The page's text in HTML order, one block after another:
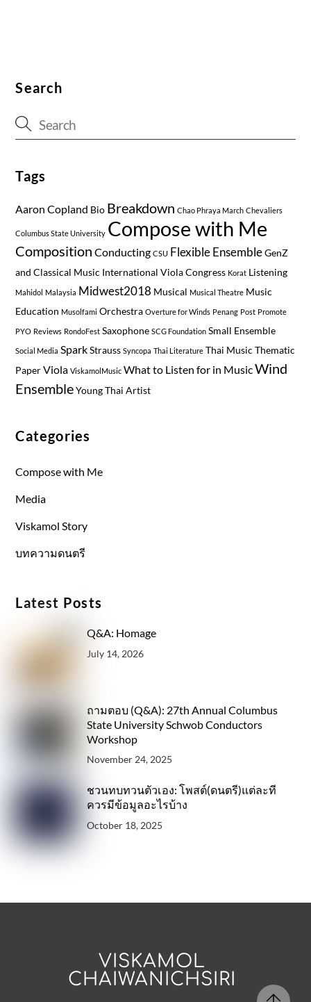
Search
Tags
Aaron Copland Bio Breakdown Chao Phraya March Chevaliers
Columbus State University Compose with Me
Composition Conducting CSU Flexible Ensemble GenZ
and Classical Music International Viola Congress Korat Listening
Mahidol Malaysia Midwest2018 Musical Musical Theatre Music
Education Musolfami Orchestra Overture for Winds Penang Post Promote
PYO Reviews RondoFest Saxophone SCG Foundation Small Ensemble
Social Media Spark Strauss Syncopa Thai Literature Thai Music Thematic
Paper Viola ViskamolMusic What to Listen for in MusicWind
Ensemble Young Thai Artist
Categories
Compose with Me
Media
Viskamol Story
บทความดนตรี
Latest Posts
Q&A: Homage
July 14, 2026
ถามตอบ (Q&A): 27th Annual Columbus
State University Schwob Conductors
Workshop
November 24, 2025
ชวนทบทวนตัวเอง: โพสต์(ดนตรี)แต่ละที
ควรมีข้อมูลอะไรบ้าง
October 18, 2025
VISKAMOL
CHAIWANICHSIRI